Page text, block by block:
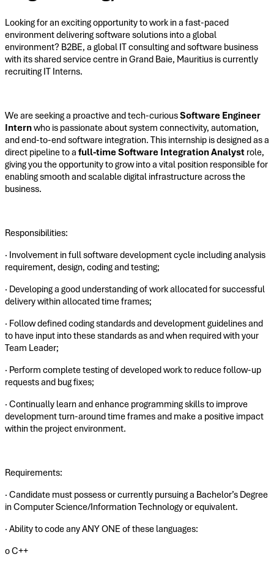
Looking for an exciting opportunity to work in a fast-paced
environment delivering software solutions into a global
environment? B2BE, a global IT consulting and software business
with its shared service centre in Grand Baie, Mauritius is currently
recruiting IT Interns.
We are seeking a proactive and tech-curiousSoftware Engineer
Internwho is passionate about system connectivity, automation,
and end-to-end software integration. This internship is designed as a
direct pipeline to a full-time Software Integration Analyst role,
giving you the opportunity to grow into a vital position responsible for
enabling smooth and scalable digital infrastructure across the
business.
Responsibilities:
· Involvement in full software development cycle including analysis
requirement, design, coding and testing;
· Developing a good understanding of work allocated for successful
delivery within allocated time frames;
· Follow defined coding standards and development guidelines and
to have input into these standards as and when required with your
Team Leader;
· Perform complete testing of developed work to reduce follow-up
requests and bug fixes;
· Continually learn and enhance programming skills to improve
development turn-around time frames and make a positive impact
within the project environment.
Requirements:
· Candidate must possess or currently pursuing a Bachelor’s Degree
in Computer Science/Information Technology or equivalent.
· Ability to code any ANY ONE of these languages:
o C++